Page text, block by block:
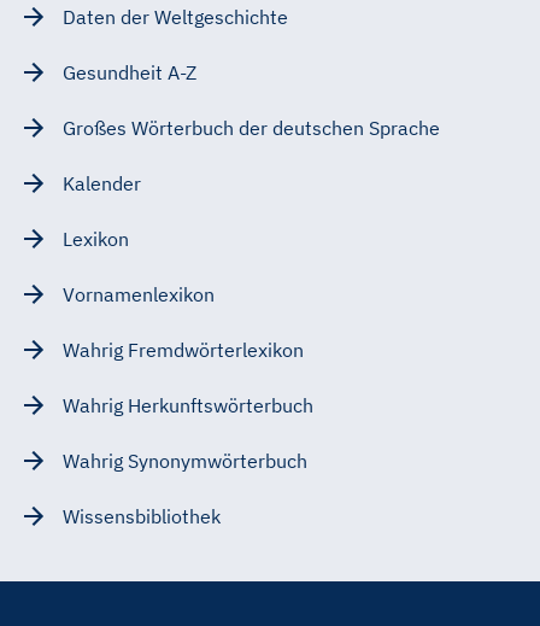
Daten der Weltgeschichte
Gesundheit A-Z
Großes Wörterbuch der deutschen Sprache
Kalender
Lexikon
Vornamenlexikon
Wahrig Fremdwörterlexikon
Wahrig Herkunftswörterbuch
Wahrig Synonymwörterbuch
Wissensbibliothek